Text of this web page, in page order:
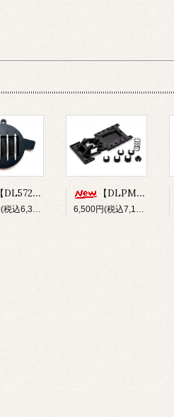
【DL572】SUS304 ステンレスショックシャフト(φ3x33.5mm)
5,800円(税込6,380円)
【DLPM-OP02】Rear LinkSus for DLPM
6,500円(税込7,150円)